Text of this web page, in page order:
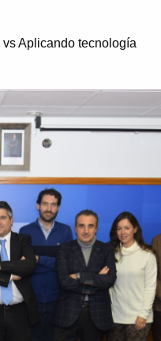
Aplicando tecnología